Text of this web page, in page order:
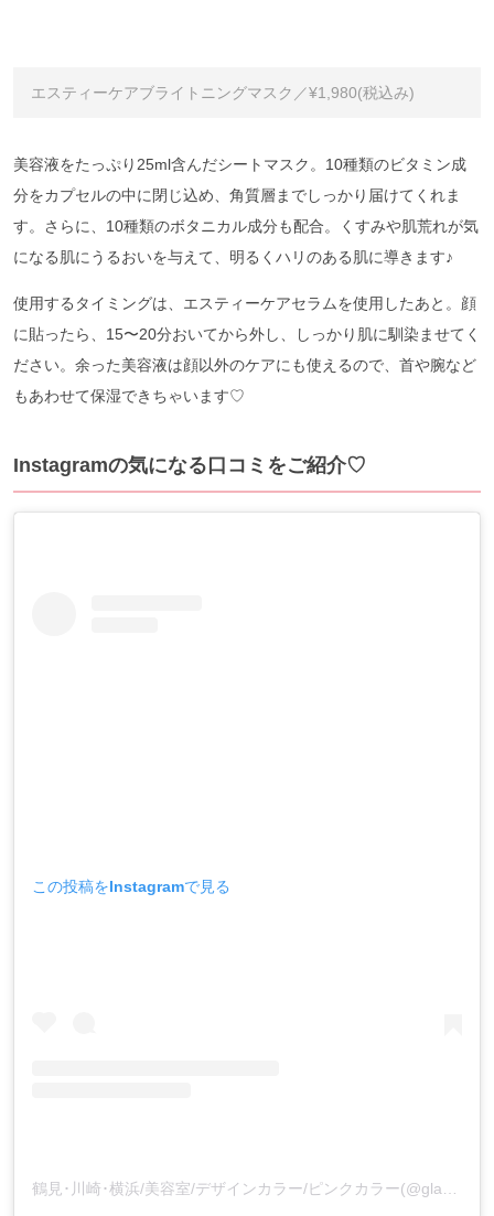
エスティーケアブライトニングマスク／¥1,980(税込み)
美容液をたっぷり25ml含んだシートマスク。10種類のビタミン成
分をカプセルの中に閉じ込め、角質層までしっかり届けてくれま
す。さらに、10種類のボタニカル成分も配合。くすみや肌荒れが気
になる肌にうるおいを与えて、明るくハリのある肌に導きます♪
使用するタイミングは、エスティーケアセラムを使用したあと。顔
に貼ったら、15〜20分おいてから外し、しっかり肌に馴染ませてく
ださい。余った美容液は顔以外のケアにも使えるので、首や腕など
もあわせて保湿できちゃいます♡
Instagramの気になる口コミをご紹介♡
この投稿をInstagramで見る
鶴見･川崎･横浜/美容室/デザインカラー/ピンクカラー(@glamorous_yuki)がシェアした投稿